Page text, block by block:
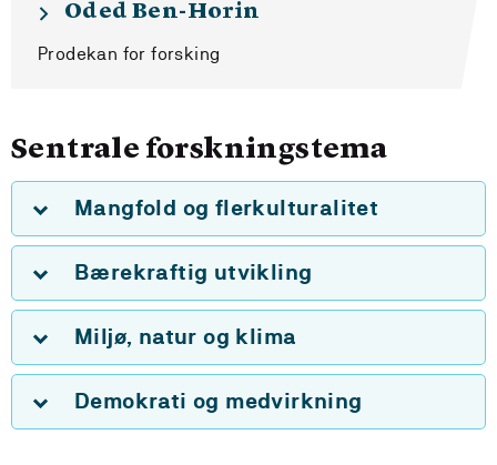
Oded Ben-Horin
Prodekan for forsking
Sentrale forskningstema
Mangfold og flerkulturalitet
Bærekraftig utvikling
Miljø, natur og klima
Demokrati og medvirkning